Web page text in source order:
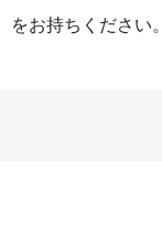
お持ちください。